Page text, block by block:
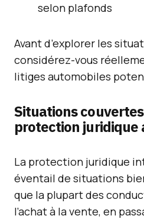
selon plafonds
Avant d’explorer les
considérez-vous
litiges automobiles
Situations
protection juridique
La protection juridique
éventail de situations
que la plupart des
l’achat à la vente, en